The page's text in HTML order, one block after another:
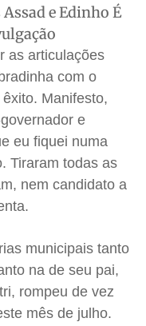
e Edinho É
as articulações
com o
Manifesto,
e
eu fiquei numa
Tiraram todas as
nem candidato a
municipais tanto
na de seu pai,
rompeu de vez
mês de julho.